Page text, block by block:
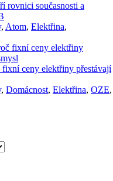
rovnici současnosti a
, Atom, Elektřina,
ceny elektřiny přestávají
, Domácnost, Elektřina, OZE,